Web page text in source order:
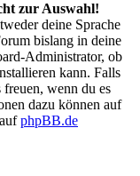
zur Auswahl!
deine Sprache
bislang in deine
Administrator, ob
kann. Falls
wenn du es
dazu können auf
phpBB.de